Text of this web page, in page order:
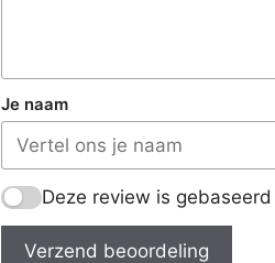
Je naam
Deze review is
Verzend beoordeling